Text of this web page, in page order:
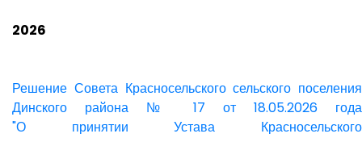
2026
Решение Совета Красносельского сельского поселения
Динского района № 17 от 18.05.2026 года
"О принятии Устава Красносельского